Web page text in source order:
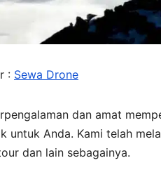
: Sewa Drone
dan amat
untuk Anda. Kami telah
dan lain sebagainya.